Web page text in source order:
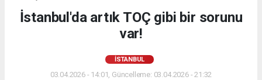
İstanbul'da artık TOÇ gibi bir sorunu
var!
İSTANBUL
03.04.2026 - 14:01, Güncelleme: 03.04.2026 - 21:32